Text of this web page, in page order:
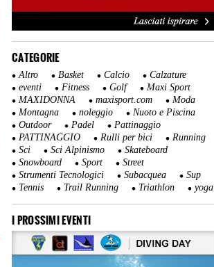
CATEGORIE
Altro Basket Calcio
Calzature
eventi
Fitness Golf
Maxi Sport
MAXIDONNA
maxisport.com
Moda
Montagna
noleggio
Nuoto e Piscina
Outdoor
Padel
Pattinaggio
PATTINAGGIO
Rulli per bici
Running
Sci
Sci Alpinismo
Skateboard
Snowboard
Sport
Street
Strumenti Tecnologici
Subacquea
Sup
Tennis
Trail Running Triathlon yoga
I PROSSIMI EVENTI